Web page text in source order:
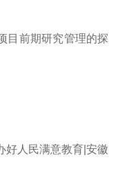
目前期研究管理的探
人民满意教育|安徽